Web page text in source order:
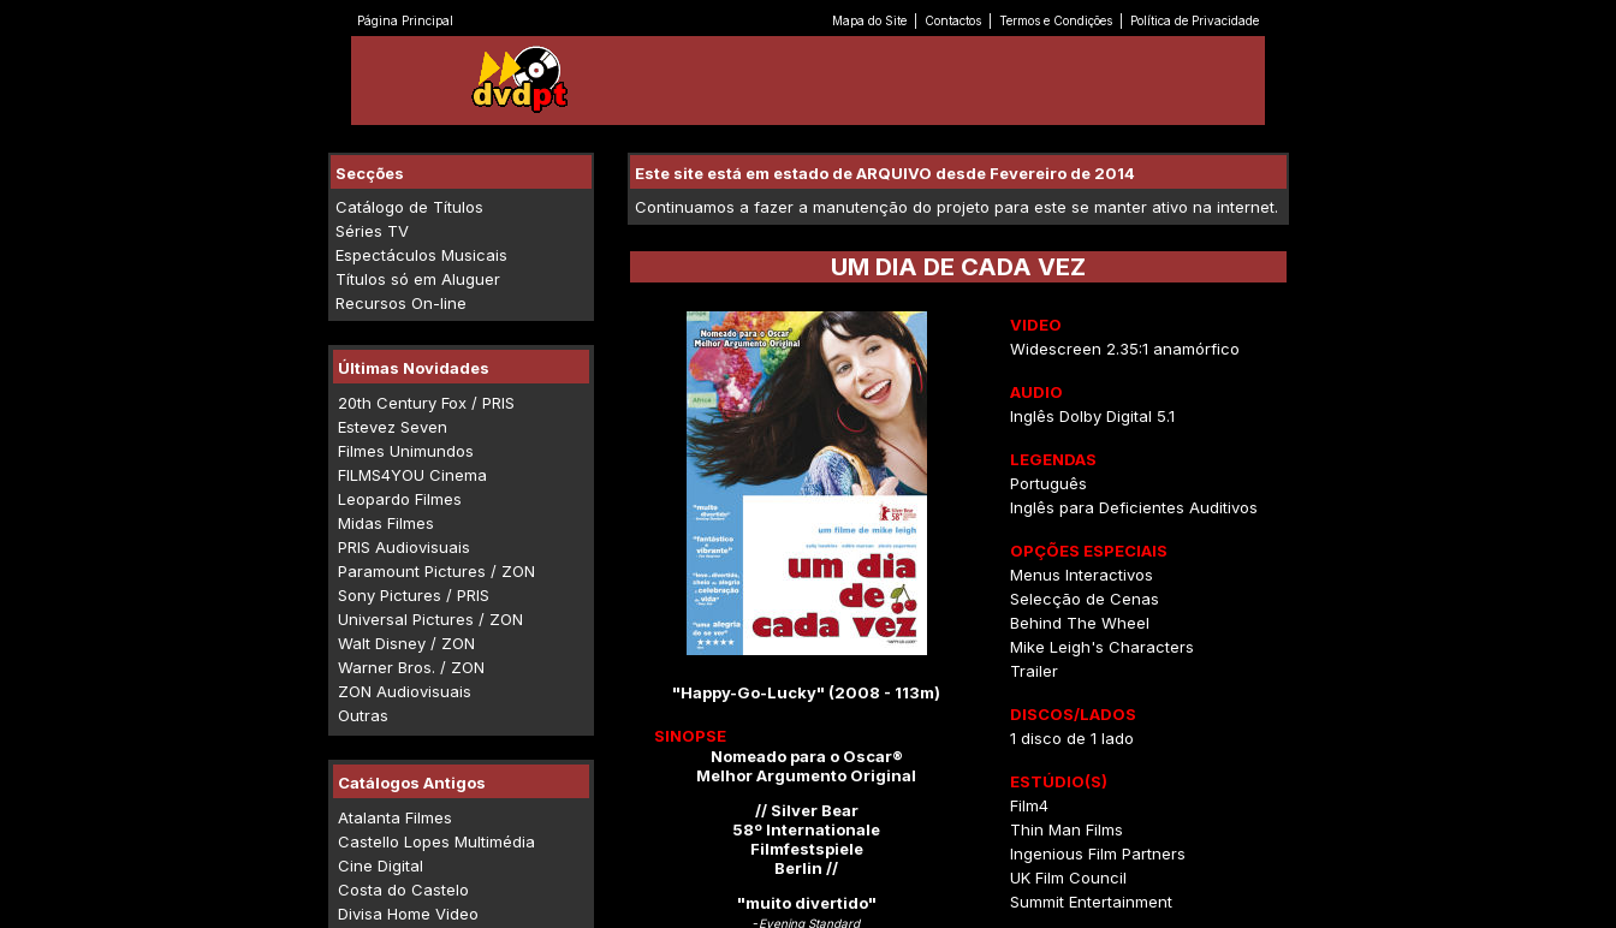
Página Principal Mapa do Site Contactos Termos e Condições Política de Privacidade
Secções
Catálogo de Títulos
Séries TV
Espectáculos Musicais
Títulos só em Aluguer
Recursos On-line
Últimas Novidades
20th Century Fox / PRIS
Estevez Seven
Filmes Unimundos
FILMS4YOU Cinema
Leopardo Filmes
Midas Filmes
PRIS Audiovisuais
Paramount Pictures / ZON
Sony Pictures / PRIS
Universal Pictures / ZON
Walt Disney / ZON
Warner Bros. / ZON
ZON Audiovisuais
Outras
Catálogos Antigos
Atalanta Filmes
Castello Lopes Multimédia
Cine Digital
Costa do Castelo
Divisa Home Video
Este site está em estado de ARQUIVO desde Fevereiro de 2014
Continuamos a fazer a manutenção do projeto para este se manter ativo na internet.
UM DIA DE CADA VEZ
"Happy-Go-Lucky" (2008 - 113m)
SINOPSE
Nomeado para o Oscar®
Melhor Argumento Original
// Silver Bear
58º Internationale
Filmfestspiele
Berlin //
"muito divertido"
-Evening Standard
VIDEO
Widescreen 2.35:1 anamórfico
AUDIO
Inglês Dolby Digital 5.1
LEGENDAS
Português
Inglês para Deficientes Auditivos
OPÇÕES ESPECIAIS
Menus Interactivos
Selecção de Cenas
Behind The Wheel
Mike Leigh's Characters
Trailer
DISCOS/LADOS
1 disco de 1 lado
ESTÚDIO(S)
Film4
Thin Man Films
Ingenious Film Partners
UK Film Council
Summit Entertainment